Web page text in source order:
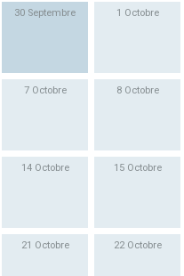
30 Septembre 1 Octobre
7 Octobre 8 Octobre
14 Octobre 15 Octobre
21 Octobre 22 Octobre